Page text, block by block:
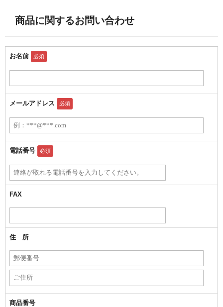
商品に関するお問い合わせ
お名前 必須
メールアドレス 必須
電話番号 必須
FAX
住 所
商品番号